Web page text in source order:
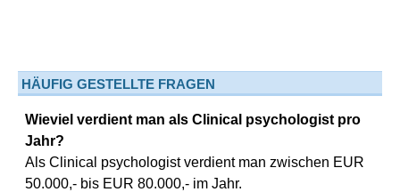
HÄUFIG GESTELLTE FRAGEN
Wieviel verdient man als Clinical psychologist pro
Jahr?
Als Clinical psychologist verdient man zwischen EUR
50.000,- bis EUR 80.000,- im Jahr.